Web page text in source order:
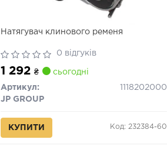
Натягувач клинового ременя
0 відгуків
1 292 ₴ сьогодні
Артикул:
1118202000
JP GROUP
КУПИТИ Код: 232384-60